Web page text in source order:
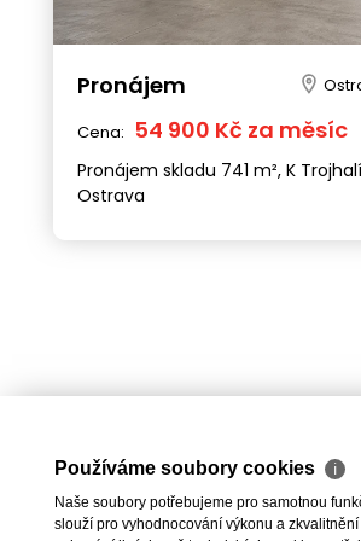
Pronájem
Cena: 54 900 Kč za měsíc
Pronájem skladu 741 m², K
Ostrava
Používáme soubory cookies ℹ
Naše soubory potřebujeme pro samotnou
slouží pro vyhodnocování výkonu a